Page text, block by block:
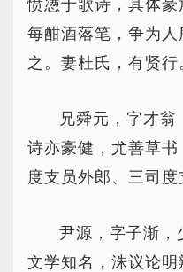
愤懑于歌诗，其体豪
每酣酒落笔，争为
之。妻杜氏，有贤行
兄舜元，字才
诗亦豪健，尤善草
度支员外郎、三司度
尹源，字子渐，
文学知名，洙议论明